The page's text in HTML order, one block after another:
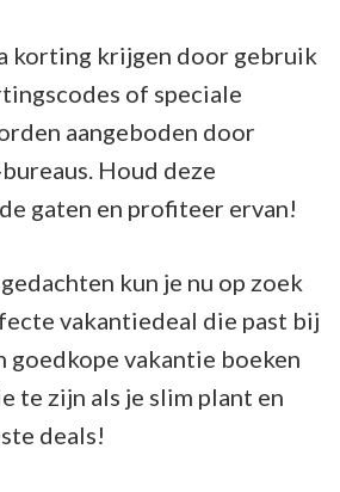
korting krijgen door gebruik
of speciale
aangeboden door
Houd deze
gaten en profiteer ervan!
kun je nu op zoek
vakantiedeal die past bij
goedkope vakantie boeken
te zijn als je slim plant en
deals!